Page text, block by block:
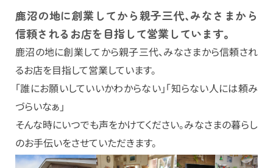
鹿沼の地に創業してから親子三代、みなさまから
信頼されるお店を目指して営業しています。
鹿沼の地に創業してから親子三代、みなさまから信頼され
るお店を目指して営業しています。
「誰にお願いしていいかわからない」「知らない人には頼み
づらいなぁ」
そんな時にいつでも声をかけてください。みなさまの暮らし
のお手伝いをさせていただきます。